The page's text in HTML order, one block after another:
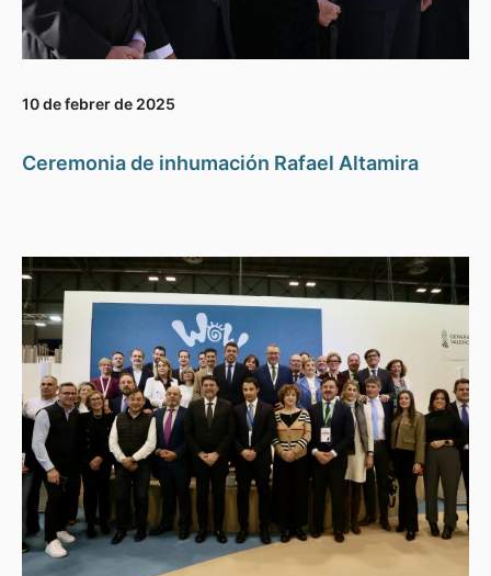
10 de febrer de 2025
Ceremonia de inhumación Rafael Altamira